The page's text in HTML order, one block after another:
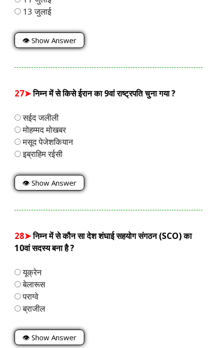
13 जुलाई
👁 Show Answer
27➤निम्न में से किसे ईरान का 9वां राष्ट्रपति चुना गया ?
सईद जलीली
मोहम्मद मोखबर
मसूद पेजेशकियान
इब्राहिम रईसी
👁 Show Answer
28➤निम्न में से कौन सा देश शंघाई सहयोग संगठन (SCO) का
10वां सदस्य बना है ?
यूक्रेन
बेलारूस
पराग्वे
ब्राजील
👁 Show Answer